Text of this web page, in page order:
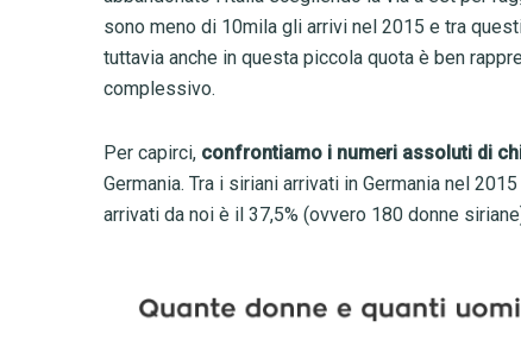
sono meno di 10mila gli arrivi nel 2015 e tra
tuttavia anche in questa piccola quota è ben
complessivo.
Per capirci, confrontiamo i numeri assoluti di
Germania. Tra i siriani arrivati in Germania nel
arrivati da noi è il 37,5% (ovvero 180 donne